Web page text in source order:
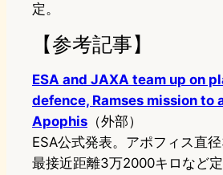
定。
【参考記事】
ESA and JAXA team up on
defence, Ramses mission to
Apophis （外部）
ESA公式発表。アポフィス直径
最接近距離3万2000キロなど